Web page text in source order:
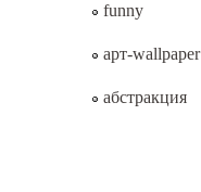
funny
арт-wallpaper
абстракция